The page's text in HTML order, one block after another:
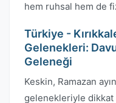
hem ruhsal hem de
Türkiye -
Gelenekleri:
Geleneği
Keskin, Ramazan
gelenekleriyle dikkat